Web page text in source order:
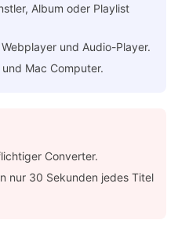
Album oder Playlist
und Audio-Player.
Mac Computer.
Converter.
nur 30 Sekunden jedes Titel